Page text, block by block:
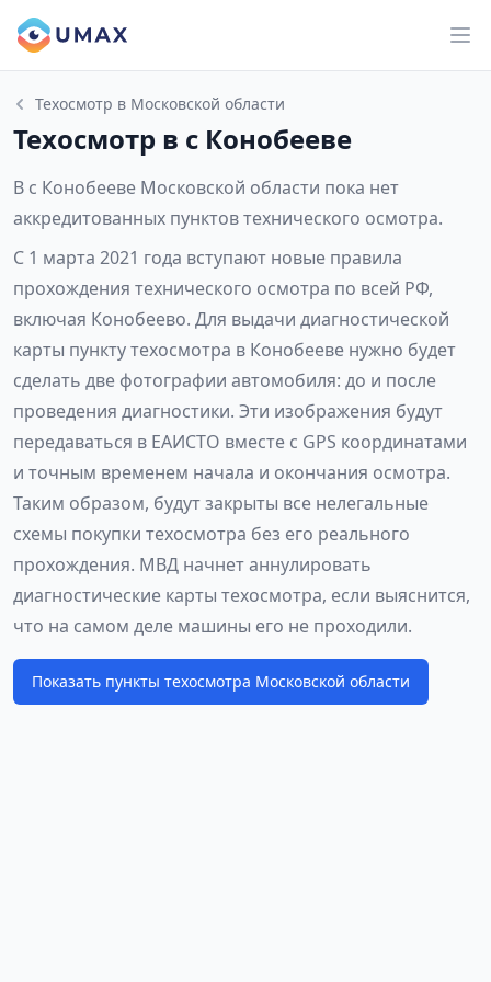
Техосмотр в Московской области
Техосмотр в с Конобееве
В с Конобееве Московской области пока нет
аккредитованных пунктов технического осмотра.
С 1 марта 2021 года вступают новые правила
прохождения технического осмотра по всей РФ,
включая Конобеево. Для выдачи диагностической
карты пункту техосмотра в Конобееве нужно будет
сделать две фотографии автомобиля: до и после
проведения диагностики. Эти изображения будут
передаваться в ЕАИСТО вместе с GPS координатами
и точным временем начала и окончания осмотра.
Таким образом, будут закрыты все нелегальные
схемы покупки техосмотра без его реального
прохождения. МВД начнет аннулировать
диагностические карты техосмотра, если выяснится,
что на самом деле машины его не проходили.
Показать пункты техосмотра Московской области